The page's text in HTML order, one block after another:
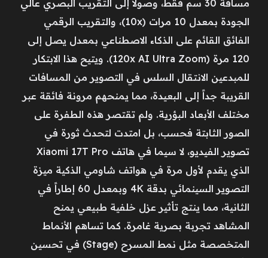
مسافة 30 سم فقط، وصولاً إلى التقريب البصري عالي
الجودة بمعدل 10 مرات (10x)، والتقريب الرقمي
الفائق القائم على الذكاء الاصطناعي بمعدل يصل إلى
120 مرة (120x AI Ultra Zoom). ويتيح هذا الابتكار
للمبدعين الانتقال السلس في التصوير من المسافات
القريبة جداً إلى البعيدة، مما يمنحهم مرونة فائقة عبر
مختلف الأبعاد البؤرية. ولم تقتصر هذه الطفرة على
الصور الثابتة فحسب، بل امتدت لتحدث ثورة في
تصوير الفيديو، لا سيما في هاتف Xiaomi 17T Pro
الذي يقدم لأول مرة في هواتف شاومي الذكية ميزة
التصوير السينمائي بدقة 4K وبمعدل 60 إطاراً في
الثانية، مما ينتج تأثير عزل خلفية طبيعي يمنح
المشاهد تجربة بصرية غامرة. كما تساهم الأنماط
المتخصصة مثل نمط المسرح (Stage) في تحسين